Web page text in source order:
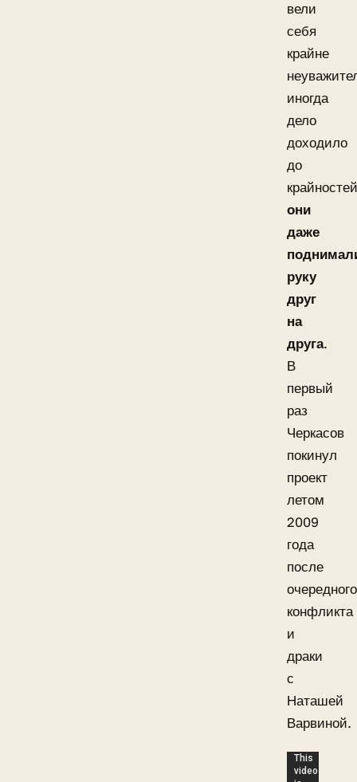
вели
себя
крайне
иногда
дело
доходило
до
они
даже
руку
друг
на
друга.
В
первый
раз
Черкасов
покинул
проект
летом
2009
года
после
очередного
конфликта
и
драки
с
Наташей
Варвиной.